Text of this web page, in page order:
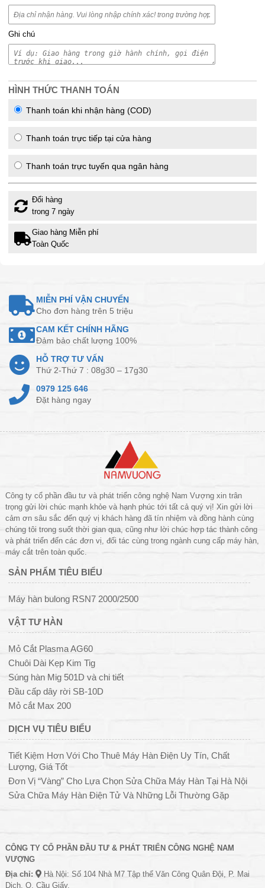
Ghi chú
HÌNH THỨC THANH TOÁN
Thanh toán khi nhận hàng (COD)
Thanh toán trực tiếp tại cửa hàng
Thanh toán trực tuyến qua ngân hàng
Đổi hàng
trong 7 ngày
Giao hàng Miễn phí
Toàn Quốc
MIỄN PHÍ VẬN CHUYỂN
Cho đơn hàng trên 5 triệu
CAM KẾT CHÍNH HÃNG
Đảm bảo chất lượng 100%
HỖ TRỢ TƯ VẤN
Thứ 2-Thứ 7 : 08g30 – 17g30
0979 125 646
Đặt hàng ngay
Công ty cổ phần đầu tư và phát triển công nghệ Nam Vượng xin trân
trọng gửi lời chúc mạnh khỏe và hạnh phúc tới tất cả quý vị! Xin gửi lời
cảm ơn sâu sắc đến quý vị khách hàng đã tín nhiệm và đồng hành cùng
chúng tôi trong suốt thời gian qua, cũng như lời chúc hợp tác thành công
và phát triển đến các đơn vị, đối tác cùng trong ngành cung cấp máy hàn,
máy cắt trên toàn quốc.
SẢN PHẨM TIÊU BIỂU
Máy hàn bulong RSN7 2000/2500
VẬT TƯ HÀN
Mỏ Cắt Plasma AG60
Chuôi Dài Kẹp Kim Tig
Súng hàn Mig 501D và chi tiết
Đầu cấp dây rời SB-10D
Mỏ cắt Max 200
DỊCH VỤ TIÊU BIỂU
Tiết Kiệm Hơn Với Cho Thuê Máy Hàn Điện Uy Tín, Chất
Lượng, Giá Tốt
Đơn Vị “Vàng” Cho Lựa Chọn Sửa Chữa Máy Hàn Tại Hà Nội
Sửa Chữa Máy Hàn Điện Tử Và Những Lỗi Thường Gặp
CÔNG TY CỔ PHẦN ĐẦU TƯ & PHÁT TRIỂN CÔNG NGHỆ NAM
VƯỢNG
Địa chỉ:
Hà Nội: Số 104 Nhà M7 Tập thể Văn Công Quân Đội, P. Mai
Dịch, Q. Cầu Giấy.